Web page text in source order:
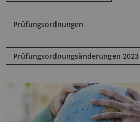
Prüfungsordnungen
Prüfungsordnungsänderungen 2023